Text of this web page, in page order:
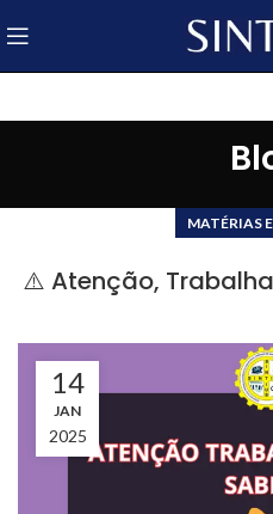
MATÉRIAS
⚠️ Atenção,
14
JAN
2025